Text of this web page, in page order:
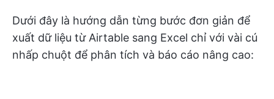
Dưới đây là hướng dẫn từng bước đơn giản để
xuất dữ liệu từ Airtable sang Excel chỉ với vài cú
nhấp chuột để phân tích và báo cáo nâng cao: